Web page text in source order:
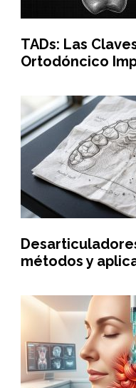
TADs: Las
Ortodóncico
métodos y